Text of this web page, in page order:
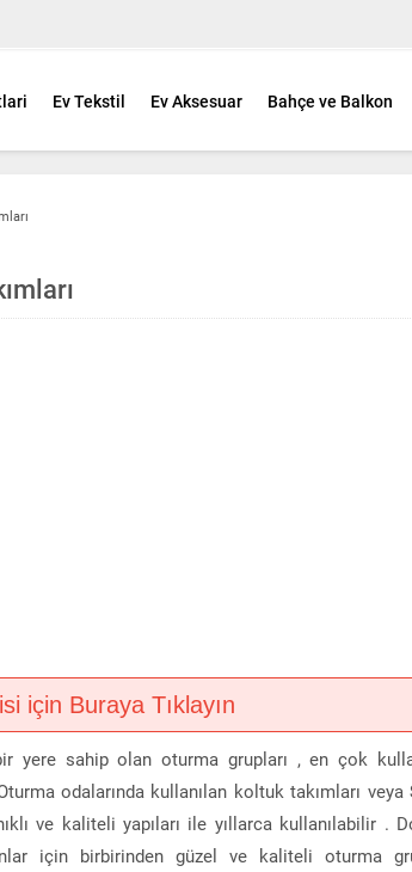
Ev Tekstil Ev Aksesuar Bahçe ve Balkon
için Buraya Tıklayın
yere sahip olan oturma grupları , en çok
odalarında kullanılan koltuk takımları veya
ve kaliteli yapıları ile yıllarca kullanılabilir .
için birbirinden güzel ve kaliteli oturma